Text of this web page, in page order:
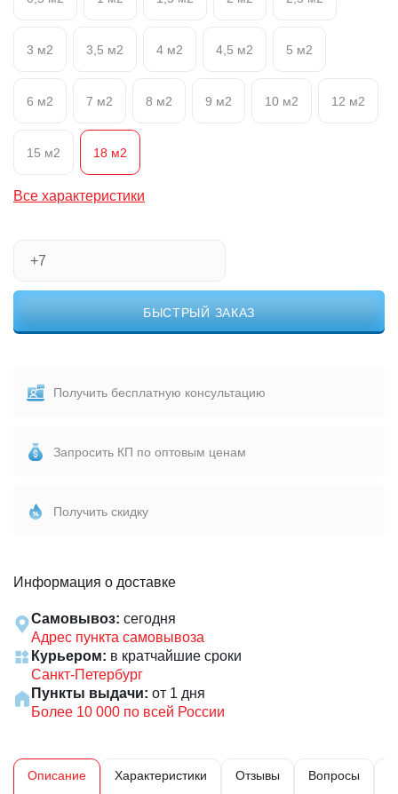
3 м2 3,5 м2 4 м2 4,5 м2 5 м2
6 м2 7 м2 8 м2 9 м2 10 м2 12 м2
15 м2 18 м2
Все характеристики
БЫСТРЫЙ ЗАКАЗ
Получить бесплатную консультацию
Запросить КП по оптовым ценам
Получить скидку
Информация о доставке
Самовывоз: сегодня
Адрес пункта самовывоза
Курьером: в кратчайшие сроки
Санкт-Петербург
Пункты выдачи: от 1 дня
Более 10 000 по всей России
Описание Характеристики Отзывы Вопросы